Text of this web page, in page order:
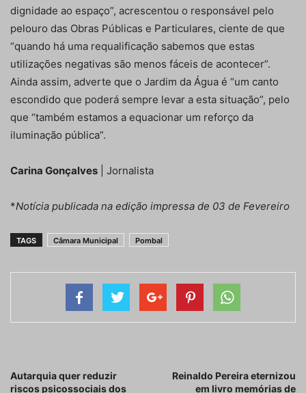
dignidade ao espaço”, acrescentou o responsável pelo
pelouro das Obras Públicas e Particulares, ciente de que
“quando há uma requalificação sabemos que estas
utilizações negativas são menos fáceis de acontecer”.
Ainda assim, adverte que o Jardim da Água é “um canto
escondido que poderá sempre levar a esta situação”, pelo
que “também estamos a equacionar um reforço da
iluminação pública”.
Carina Gonçalves | Jornalista
*Notícia publicada na edição impressa de 03 de Fevereiro
TAGS Câmara Municipal Pombal
Autarquia quer reduzir
riscos psicossociais dos
Reinaldo Pereira eternizou
em livro memórias de